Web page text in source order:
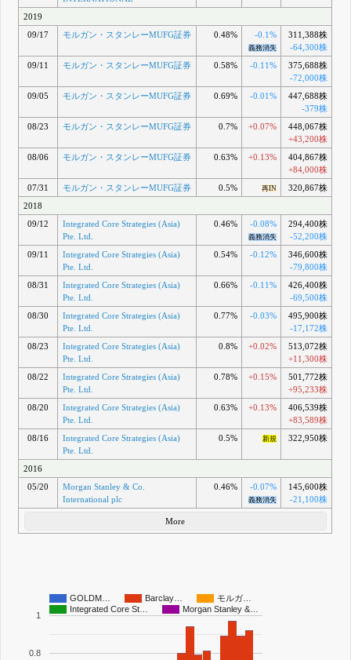
2019
09/17
モルガン・スタンレーMUFG証券 0.48% -0.1%
義務消失
311,388株
-64,300株
09/11
モルガン・スタンレーMUFG証券 0.58% -0.11%
375,688株
-72,000株
09/05
モルガン・スタンレーMUFG証券 0.69% -0.01%
447,688株
-379株
08/23
モルガン・スタンレーMUFG証券 0.7% +0.07%
448,067株
+43,200株
08/06
モルガン・スタンレーMUFG証券 0.63% +0.13%
404,867株
+84,000株
07/31
モルガン・スタンレーMUFG証券 0.5% 再IN
320,867株
2018
09/12
Integrated Core Strategies (Asia)
Pte. Ltd.
0.46% -0.08%
義務消失
294,400株
-52,200株
09/11
Integrated Core Strategies (Asia)
Pte. Ltd.
0.54% -0.12%
346,600株
-79,800株
08/31
Integrated Core Strategies (Asia)
Pte. Ltd.
0.66% -0.11%
426,400株
-69,500株
08/30
Integrated Core Strategies (Asia)
Pte. Ltd.
0.77% -0.03%
495,900株
-17,172株
08/23
Integrated Core Strategies (Asia)
Pte. Ltd.
0.8% +0.02%
513,072株
+11,300株
08/22
Integrated Core Strategies (Asia)
Pte. Ltd.
0.78% +0.15%
501,772株
+95,233株
08/20
Integrated Core Strategies (Asia)
Pte. Ltd.
0.63% +0.13%
406,539株
+83,589株
08/16
Integrated Core Strategies (Asia)
Pte. Ltd.
0.5% 新規 322,950株
2016
05/20
Morgan Stanley & Co.
International plc
0.46% -0.07%
義務消失
145,600株
-21,100株
More
GOLDM… Barclay…
モルガ…
Integrated Core St…
Morgan Stanley &…
0.8
1